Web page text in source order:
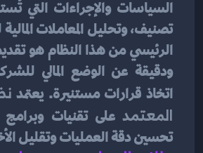
اتخاذ قرارات مستنيرة. يعتمد
المعتمد
تحسين دقة العمليات وتقليل